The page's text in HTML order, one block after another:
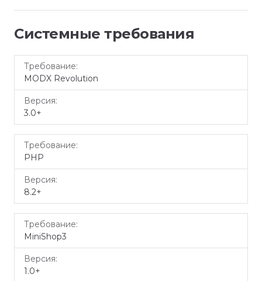
Системные требования
Требование
MODX Revolution
3.0+
PHP
8.2+
MiniShop3
1.0+